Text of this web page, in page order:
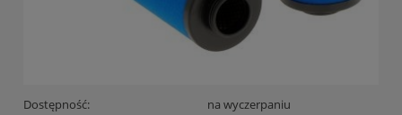
Dostępność:
na wyczerpaniu